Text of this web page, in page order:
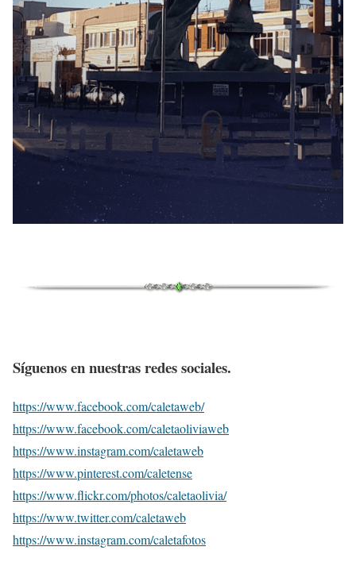
Síguenos en nuestras redes sociales.
https://www.facebook.com/caletaweb/
https://www.facebook.com/caletaoliviaweb
https://www.instagram.com/caletaweb
https://www.pinterest.com/caletense
https://www.flickr.com/photos/caletaolivia/
https://www.twitter.com/caletaweb
https://www.instagram.com/caletafotos